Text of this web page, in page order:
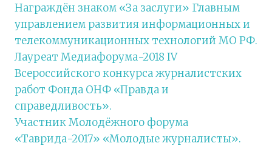
Награждён знаком «За заслуги» Главным
управлением развития информационных и
телекоммуникационных технологий МО РФ.
Лауреат Медиафорума-2018 IV
Всероссийского конкурса журналистских
работ Фонда ОНФ «Правда и
справедливость».
Участник Молодёжного форума
«Таврида-2017» «Молодые журналисты».